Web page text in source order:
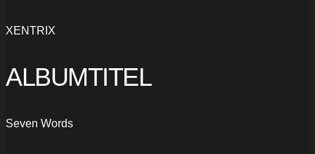
XENTRIX
ALBUMTITEL
Seven Words